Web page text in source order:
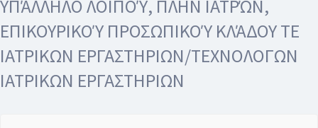
ΥΠΆΛΛΗΛΟ ΛΟΙΠΟΎ, ΠΛΗΝ ΙΑΤΡΏΝ,
ΕΠΙΚΟΥΡΙΚΟΎ ΠΡΟΣΩΠΙΚΟΎ ΚΛΆΔΟΥ ΤΕ
ΙΑΤΡΙΚΩΝ ΕΡΓΑΣΤΗΡΙΩΝ/ΤΕΧΝΟΛΟΓΩΝ
ΙΑΤΡΙΚΩΝ ΕΡΓΑΣΤΗΡΙΩΝ